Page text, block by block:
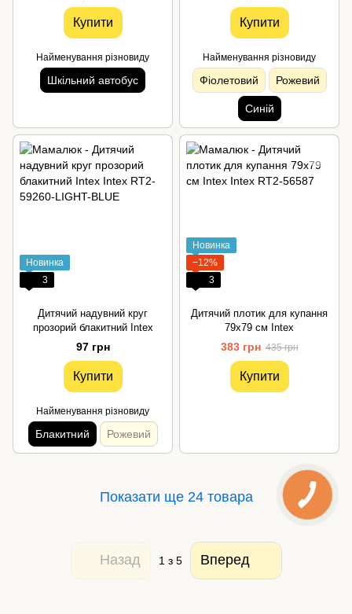
Купити
Найменування різновиду
Шкільний автобус
Купити
Найменування різновиду
Фіолетовий Рожевий
Синій
Новинка
3
Дитячий надувний круг
прозорий блакитний Intex
97 грн
Купити
Найменування різновиду
Блакитний Рожевий
Новинка
−12%
3
Дитячий плотик для купання
79х79 см Intex
383 грн 435 грн
Купити
Показати ще 24 товара
Назад 1 з 5 Вперед